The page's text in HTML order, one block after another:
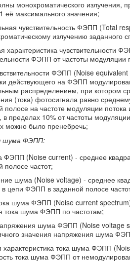
монохроматического излучения,
её максимального значения;
чувствительность ФЭПП (Total
излучению заданного
характеристика чувствительности
ФЭПП от частоты модуляции
ФЭПП (Noise
действующего на ФЭПП
распределением, при котором
(тока) фотосигнала равно
полосе на частоте модуляции
в пределах 10% от частоты
можно было пренебречь;
шума ФЭПП:
ФЭПП (Noise current) - среднее
полосе частот;
шума (Noise voltage) - среднее
в цепи ФЭПП в заданной полосе
шума ФЭПП (Noise current
тока шума ФЭПП по частотам;
шума ФЭПП (Noise voltage
значения напряжения шума
тока шума ФЭПП
тока шума ФЭПП от